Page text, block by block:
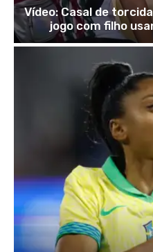
Vídeo: Casal de
jogo com filho